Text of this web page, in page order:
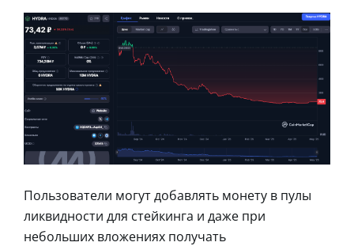
Пользователи могут добавлять монету в пулы
ликвидности для стейкинга и даже при
небольших вложениях получать